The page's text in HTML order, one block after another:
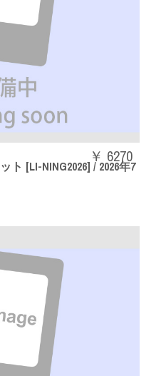
[LI-NING2026] / 2026年7
￥ 6270